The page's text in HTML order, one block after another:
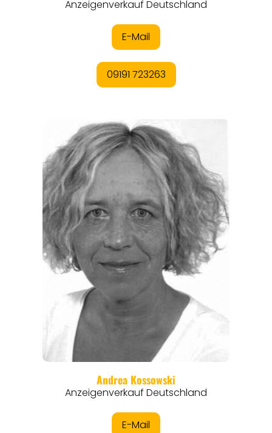
REGIONEN
ORTE
REISEFÜHRER
REISEMAGAZINE
THEMEN
ANGEBOTE